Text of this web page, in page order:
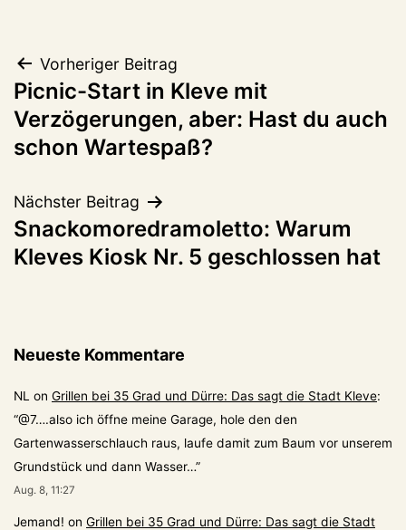
Beitragsnavigation
Vorheriger Beitrag
Picnic-Start in Kleve mit
Verzögerungen, aber: Hast du auch
schon Wartespaß?
Nächster Beitrag
Snackomoredramoletto: Warum
Kleves Kiosk Nr. 5 geschlossen hat
Neueste Kommentare
NL on Grillen bei 35 Grad und Dürre: Das sagt die Stadt Kleve:
“@7….also ich öffne meine Garage, hole den den
Gartenwasserschlauch raus, laufe damit zum Baum vor unserem
Grundstück und dann Wasser…”
Aug. 8, 11:27
Jemand! on Grillen bei 35 Grad und Dürre: Das sagt die Stadt